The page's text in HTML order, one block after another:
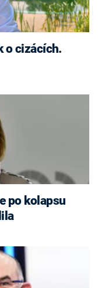
o cizácích.
po kolapsu